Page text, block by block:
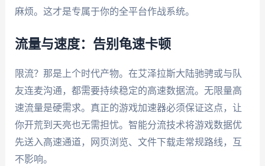
麻烦。这才是专属于你的全平台作战系统。
流量与速度：告别龟速卡顿
限流？那是上个时代产物。在艾泽拉斯大陆驰骋或与队
友连麦沟通，都需要持续稳定的高速数据流。无限量高
速流量是硬需求。真正的游戏加速器必须保证这点，让
你开荒到天亮也无需担忧。智能分流技术将游戏数据优
先送入高速通道，网页浏览、文件下载走常规路线，互
不影响。